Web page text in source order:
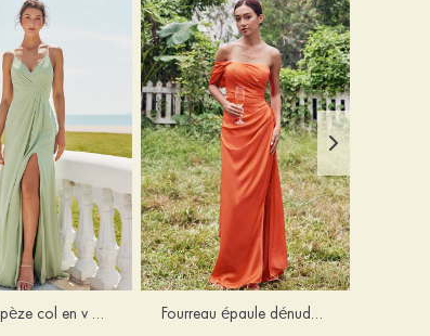
Robe trapèze col en v mousseline ras du sol robe de demoiselle d'honneur Fourreau épaule dénudée satin extensible ras du sol robe de demoiselle d'honneur